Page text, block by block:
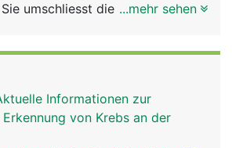
umschliesst die Harnröhre
Samenleiter, zu den
des Mannes.
...mehr sehen
Informationen zur
von Krebs an der